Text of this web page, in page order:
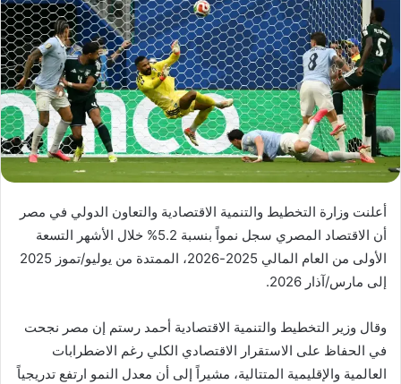
أعلنت وزارة التخطيط والتنمية الاقتصادية والتعاون الدولي في مصر
أن الاقتصاد المصري سجل نمواً بنسبة 5.2% خلال الأشهر التسعة
الأولى من العام المالي 2025-2026، الممتدة من يوليو/تموز 2025
إلى مارس/آذار 2026.
وقال وزير التخطيط والتنمية الاقتصادية أحمد رستم إن مصر نجحت
في الحفاظ على الاستقرار الاقتصادي الكلي رغم الاضطرابات
العالمية والإقليمية المتتالية، مشيراً إلى أن معدل النمو ارتفع تدريجياً